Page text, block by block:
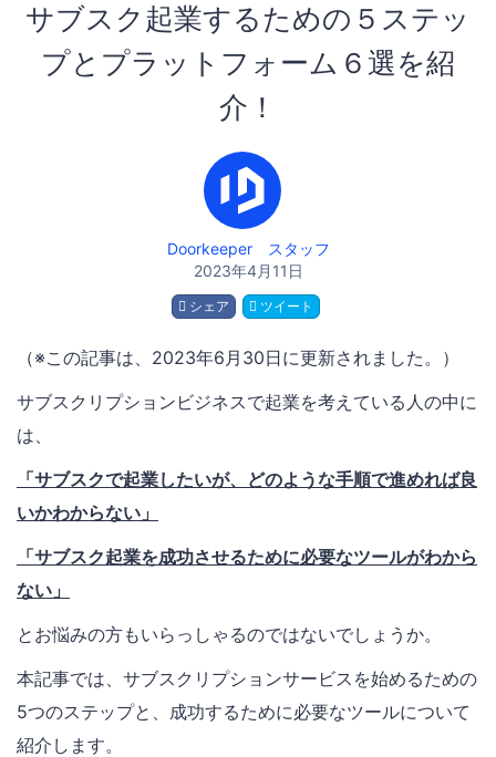
サブスク起業するための５ステッ
プとプラットフォーム６選を紹
介！
Doorkeeper スタッフ
2023年4月11日
シェア ツイート
（※この記事は、2023年6月30日に更新されました。）
サブスクリプションビジネスで起業を考えている人の中に
は、
「サブスクで起業したいが、どのような手順で進めれば良
いかわからない」
「サブスク起業を成功させるために必要なツールがわから
ない」
とお悩みの方もいらっしゃるのではないでしょうか。
本記事では、サブスクリプションサービスを始めるための
5つのステップと、成功するために必要なツールについて
紹介します。